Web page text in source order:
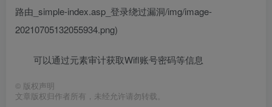
路由_simple-index.asp_登录绕过漏洞/img/image-
20210705132055934.png)
可以通过元素审计获取Wifl账号密码等信息
© 版权声明
文章版权归作者所有，未经允许请勿转载。